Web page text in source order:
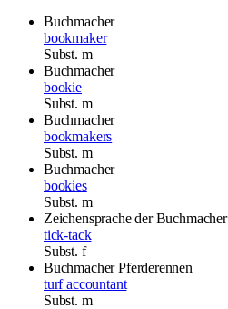
Buchmacher
bookmaker
Subst. m
Buchmacher
bookie
Subst. m
Buchmacher
bookmakers
Subst. m
Buchmacher
bookies
Subst. m
Zeichensprache der Buchmacher
tick-tack
Subst. f
Buchmacher Pferderennen
turf accountant
Subst. m